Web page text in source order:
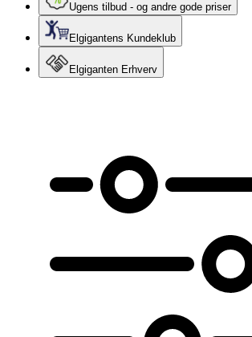
Ugens tilbud - og andre gode priser
Elgigantens Kundeklub
Elgiganten Erhverv